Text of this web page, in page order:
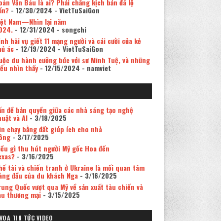
Văn Báu là ai? Phải chăng kịch bản đã lộ
- 12/30/2024 - VietTuSaiGon
Nam—Nhìn lại năm
- 12/31/2024 - songchi
hãi vụ giết 11 mạng người và cái cười của kẻ
ác- 12/19/2024 - VietTuSaiGon
du hành cưỡng bức với sư Minh Tuệ, và những
nhìn thấy- 12/15/2024 - namviet
đề bản quyền giữa các nhà sáng tạo nghệ
và AI- 3/18/2025
chạy bằng đất giúp ích cho nhà
- 3/17/2025
gì thu hút người Mỹ gốc Hoa đến
- 3/16/2025
tài và chiến tranh ở Ukraine là mối quan tâm
đầu của du khách Nga- 3/16/2025
Quốc vượt qua Mỹ về sản xuất tàu chiến và
thương mại- 3/15/2025
VOA TIN TỨC VIDEO